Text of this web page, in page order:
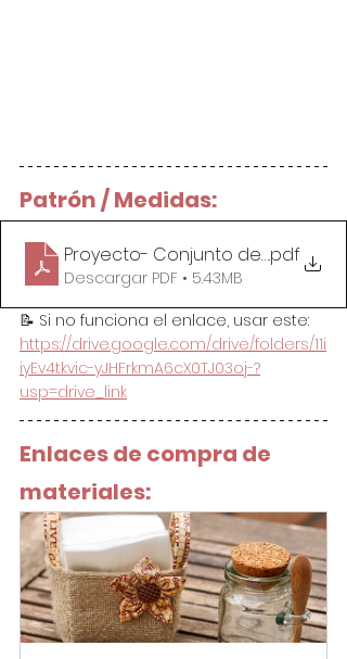
Patrón / Medidas:
Proyecto- Conjunto de Mantel,
.pdf
Descargar PDF • 5.43MB
📝 Si no funciona el enlace, usar este:
https://drive.google.com/drive/folders/11i
iyEv4tkvic-yJHFrkmA6cX0TJ03oj-?
usp=drive_link
Enlaces de compra de
materiales: